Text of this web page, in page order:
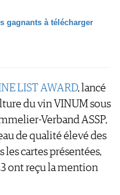
gagnants à télécharger
LIST AWARD, lancé
du vin VINUM sous
Verband ASSP,
de qualité élevé des
les cartes présentées,
ont reçu la mention